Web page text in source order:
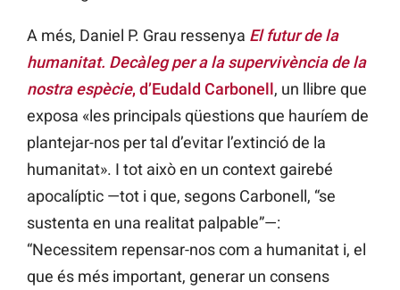
A més, Daniel P. Grau ressenya El futur de la
humanitat. Decàleg per a la supervivència de la
nostra espècie, d’Eudald Carbonell, un llibre que
exposa «les principals qüestions que hauríem de
plantejar-nos per tal d’evitar l’extinció de la
humanitat». I tot això en un context gairebé
apocalíptic —tot i que, segons Carbonell, “se
sustenta en una realitat palpable”—:
“Necessitem repensar-nos com a humanitat i, el
que és més important, generar un consens